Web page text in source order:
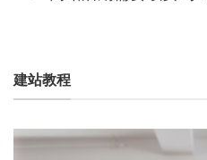
建站教程